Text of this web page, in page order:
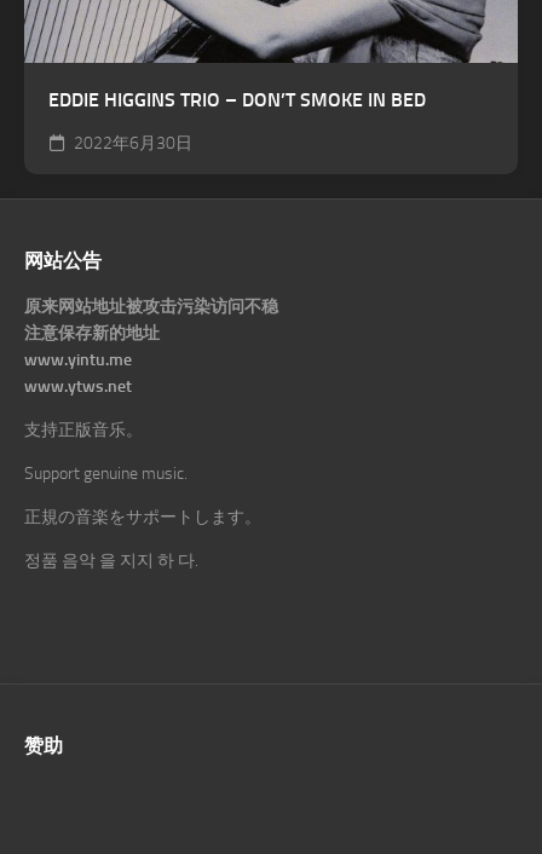
EDDIE HIGGINS TRIO – DON’T SMOKE IN BED
2022年6月30日
网站公告
原来网站地址被攻击污染访问不稳
注意保存新的地址
www.yintu.me
www.ytws.net
支持正版音乐。
Support genuine music.
正規の音楽をサポートします。
정품 음악 을 지지 하 다.
赞助